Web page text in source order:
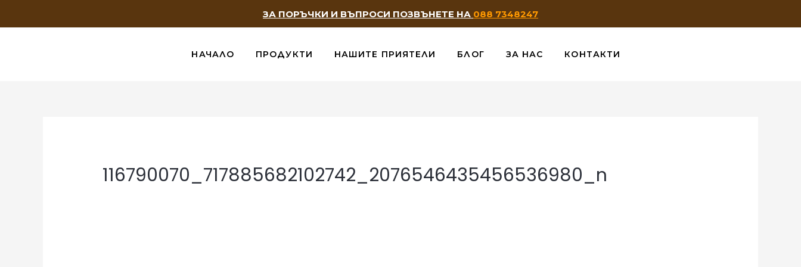
ЗА ПОРЪЧКИ И ВЪПРОСИ ПОЗВЪНЕТЕ НА 088 7348247
НАЧАЛО ПРОДУКТИ НАШИТЕ ПРИЯТЕЛИ БЛОГ ЗА НАС КОНТАКТИ
116790070_717885682102742_2076546435456536980_n